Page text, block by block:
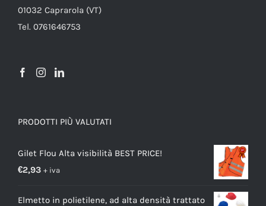
01032 Caprarola (VT)
Tel. 0761646753
PRODOTTI PIÙ VALUTATI
Gilet Flou Alta visibilità BEST PRICE!
€2,93 + iva
Elmetto in polietilene, ad alta densità trattato